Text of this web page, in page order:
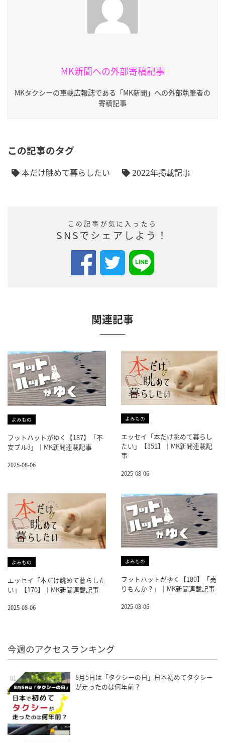
MK新聞への外部寄稿記事
MKタクシーの車載広報誌である「MK新聞」への外部執筆者の
寄稿記事
この記事のタグ
本だけ眺めて暮らしたい 2022年掲載記事
この記事が気に入ったら
SNSでシェアしよう！
関連記事
よみもの
フットハットがゆく【187】「不
安ブル3」｜MK新聞連載記事
2025-08-06
よみもの
エッセイ「本だけ眺めて暮らし
たい」【351】｜MK新聞連載記
事
2025-08-06
よみもの
エッセイ「本だけ眺めて暮らした
い」【170】｜MK新聞連載記事
2025-08-06
よみもの
フットハットがゆく【180】「売
りもんか？」｜MK新聞連載記事
2025-08-06
今週のアクセスランキング
01
8月5日は「タクシーの日」日本初めてタクシー
が走ったのは何年前？